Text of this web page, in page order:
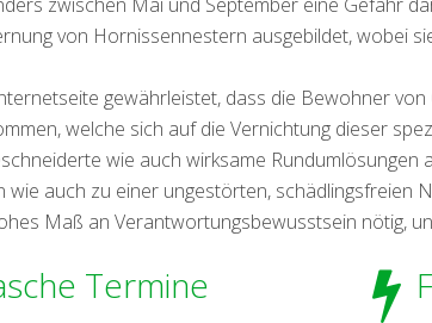
von Hornissennestern ausgebildet, wobei
gewährleistet, dass die Bewohner
welche sich auf die Vernichtung dieser
wie auch wirksame
wie auch zu einer ungestörten, schädlingsfreien
Maß an Verantwortungsbewusstsein nötig,
Termine